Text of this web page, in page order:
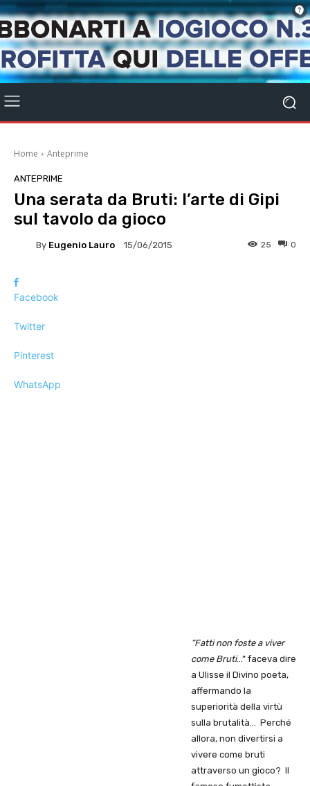
Home Anteprime
ANTEPRIME
Una serata da Bruti: l’arte di Gipi
sul tavolo da gioco
By Eugenio Lauro 15/06/2015 0
25
Facebook
Twitter
Pinterest
WhatsApp
“Fatti non foste a viver
come Bruti…” faceva dire
a Ulisse il Divino poeta,
affermando la
superiorità della virtù
sulla brutalità… Perché
allora, non divertirsi a
vivere come bruti
attraverso un gioco? Il